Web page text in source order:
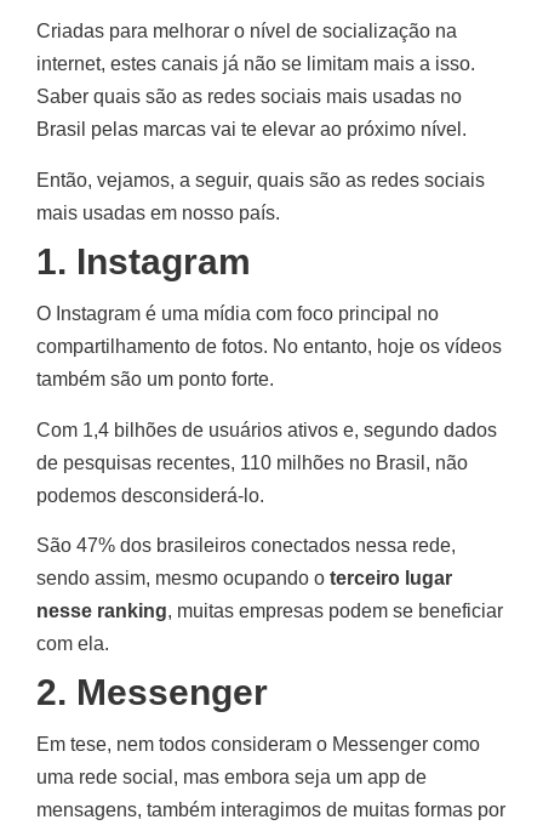
Criadas para melhorar o nível de socialização na
internet, estes canais já não se limitam mais a isso.
Saber quais são as redes sociais mais usadas no
Brasil pelas marcas vai te elevar ao próximo nível.
Então, vejamos, a seguir, quais são as redes sociais
mais usadas em nosso país.
1. Instagram
O Instagram é uma mídia com foco principal no
compartilhamento de fotos. No entanto, hoje os vídeos
também são um ponto forte.
Com 1,4 bilhões de usuários ativos e, segundo dados
de pesquisas recentes, 110 milhões no Brasil, não
podemos desconsiderá-lo.
São 47% dos brasileiros conectados nessa rede,
sendo assim, mesmo ocupando o terceiro lugar
nesse ranking, muitas empresas podem se beneficiar
com ela.
2. Messenger
Em tese, nem todos consideram o Messenger como
uma rede social, mas embora seja um app de
mensagens, também interagimos de muitas formas por